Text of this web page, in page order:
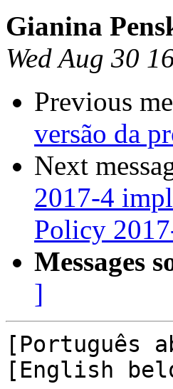
Gianina
Wed Aug 30
Previous
versão da
Next
2017-4
Policy
Messages
]
[Português
[English